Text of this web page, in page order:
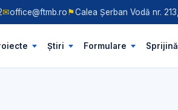
✉office@ftmb.ro ⚑Calea Șerban Vodă nr.
Știri Formulare Sprijină